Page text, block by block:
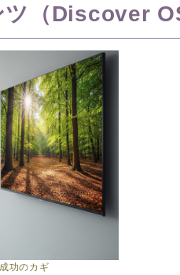
ツ（Discover
功のカギ